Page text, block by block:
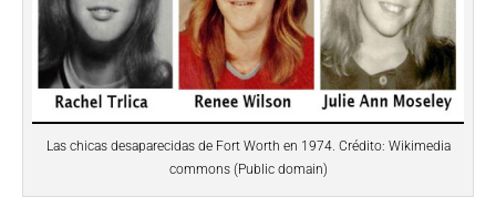
Las chicas desaparecidas de Fort Worth en 1974. Crédito: Wikimedia
commons (Public domain)